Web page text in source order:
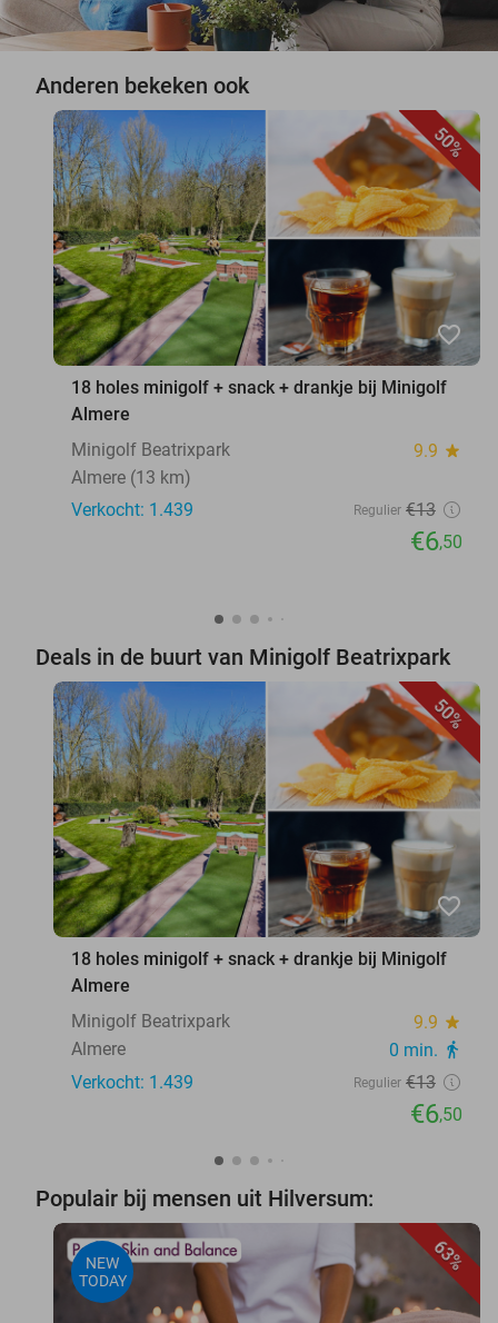
Anderen bekeken ook
50%
favorite_border
18 holes minigolf + snack + drankje bij Minigolf
Almere
Minigolf Beatrixpark
9.9 star
Almere (13 km)
Verkocht: 1.439
Regulier €13
€6,50
Deals in de buurt van Minigolf Beatrixpark
50%
favorite_border
18 holes minigolf + snack + drankje bij Minigolf
Almere
Minigolf Beatrixpark
9.9 star
Almere 0 min. directions_walk
Verkocht: 1.439 Regulier €13
€6,50
Populair bij mensen uit Hilversum:
63%
NEW
TODAY